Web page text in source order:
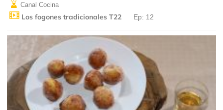
Canal Cocina
Los fogones tradicionales T22 Ep: 12